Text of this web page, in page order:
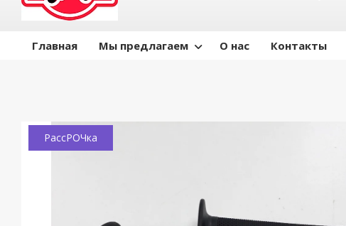
Главная Мы предлагаем О нас Контакты
РассРОЧка